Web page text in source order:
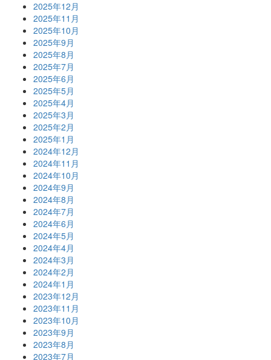
2025年12月
2025年11月
2025年10月
2025年9月
2025年8月
2025年7月
2025年6月
2025年5月
2025年4月
2025年3月
2025年2月
2025年1月
2024年12月
2024年11月
2024年10月
2024年9月
2024年8月
2024年7月
2024年6月
2024年5月
2024年4月
2024年3月
2024年2月
2024年1月
2023年12月
2023年11月
2023年10月
2023年9月
2023年8月
2023年7月